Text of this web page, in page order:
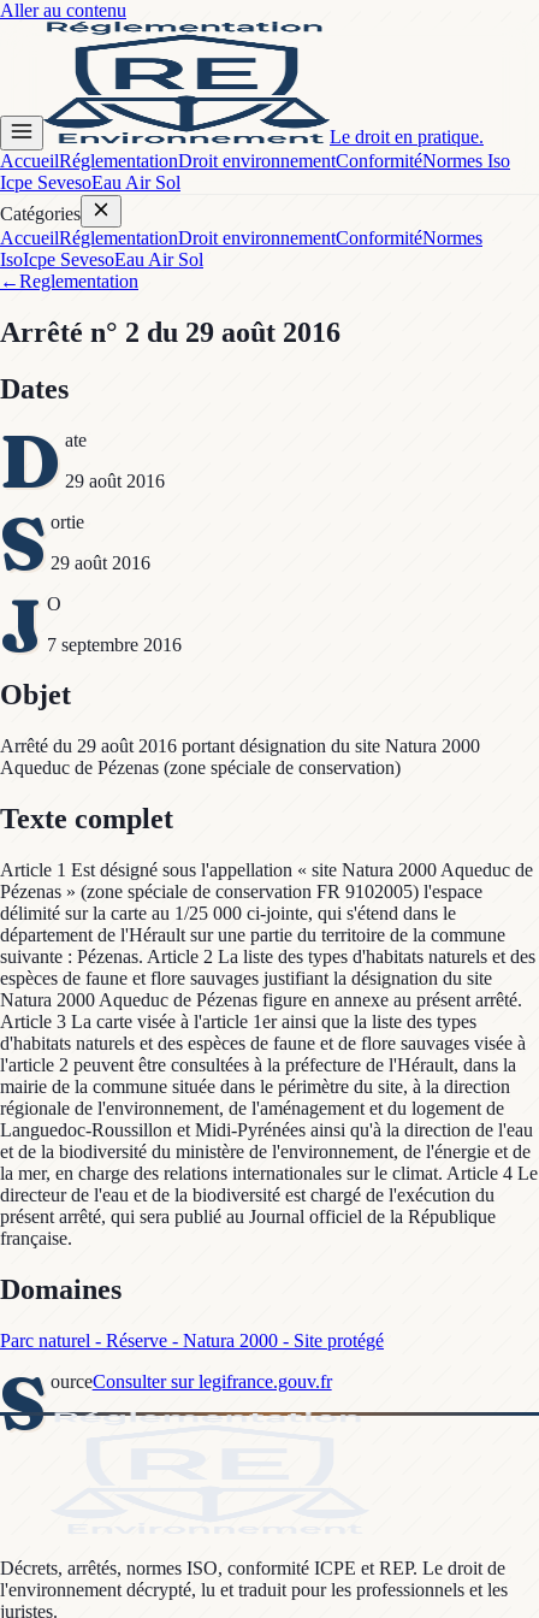
Aller au contenu
Le droit en pratique.
AccueilRéglementationDroit environnementConformitéNormes Iso
Icpe SevesoEau Air Sol
Catégories
AccueilRéglementationDroit environnementConformitéNormes
IsoIcpe SevesoEau Air Sol
←Reglementation
Arrêté n° 2 du 29 août 2016
Dates
D ate
29 août 2016
S ortie
29 août 2016
J O
7 septembre 2016
Objet
Arrêté du 29 août 2016 portant désignation du site Natura 2000
Aqueduc de Pézenas (zone spéciale de conservation)
Texte complet
Article 1 Est désigné sous l'appellation « site Natura 2000 Aqueduc de
Pézenas » (zone spéciale de conservation FR 9102005) l'espace
délimité sur la carte au 1/25 000 ci-jointe, qui s'étend dans le
département de l'Hérault sur une partie du territoire de la commune
suivante : Pézenas. Article 2 La liste des types d'habitats naturels et des
espèces de faune et flore sauvages justifiant la désignation du site
Natura 2000 Aqueduc de Pézenas figure en annexe au présent arrêté.
Article 3 La carte visée à l'article 1er ainsi que la liste des types
d'habitats naturels et des espèces de faune et de flore sauvages visée à
l'article 2 peuvent être consultées à la préfecture de l'Hérault, dans la
mairie de la commune située dans le périmètre du site, à la direction
régionale de l'environnement, de l'aménagement et du logement de
Languedoc-Roussillon et Midi-Pyrénées ainsi qu'à la direction de l'eau
et de la biodiversité du ministère de l'environnement, de l'énergie et de
la mer, en charge des relations internationales sur le climat. Article 4 Le
directeur de l'eau et de la biodiversité est chargé de l'exécution du
présent arrêté, qui sera publié au Journal officiel de la République
française.
Domaines
Parc naturel - Réserve - Natura 2000 - Site protégé
S ourceConsulter sur legifrance.gouv.fr
Décrets, arrêtés, normes ISO, conformité ICPE et REP. Le droit de
l'environnement décrypté, lu et traduit pour les professionnels et les
juristes.